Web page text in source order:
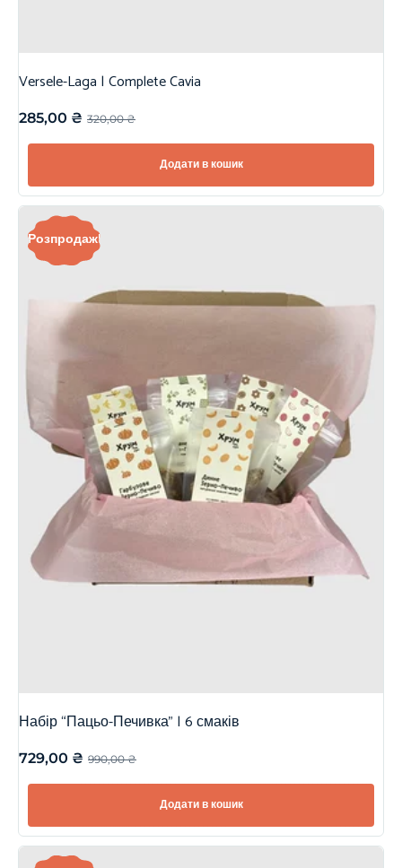
Versele-Laga | Complete Cavia
320,00₴
285,00 ₴
Додати в кошик
Розпродаж!
Набір “Пацьо-Печивка” | 6 смаків
990,00₴
729,00 ₴
Додати в кошик